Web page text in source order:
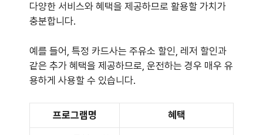
다양한 서비스와 혜택을 제공하므로 활용할 가치가
충분합니다.
예를 들어, 특정 카드사는 주유소 할인, 레저 할인과
같은 추가 혜택을 제공하므로, 운전하는 경우 매우 유
용하게 사용할 수 있습니다.
프로그램명 혜택